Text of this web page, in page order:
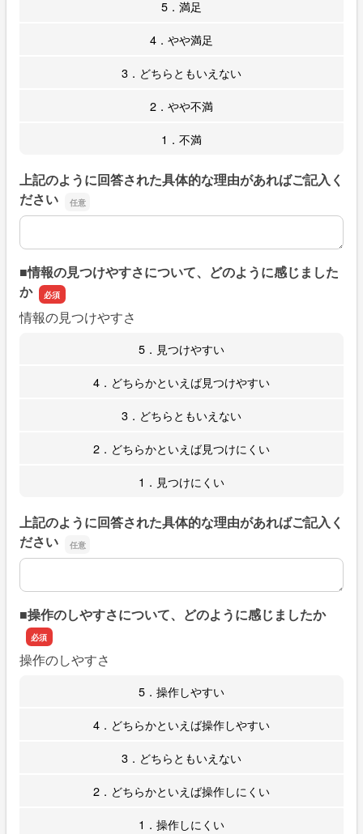
5．満足
4．やや満足
3．どちらともいえない
2．やや不満
1．不満
上記のように回答された具体的な理由があればご記入く
ださい
上記のように回答された具体的な理由があればご記入くだ
■情報の見つけやすさについて、どのように感じました
か
情報の見つけやすさ
5．見つけやすい
4．どちらかといえば見つけやすい
3．どちらともいえない
2．どちらかといえば見つけにくい
1．見つけにくい
上記のように回答された具体的な理由があればご記入く
ださい
上記のように回答された具体的な理由があればご記入くだ
■操作のしやすさについて、どのように感じましたか
操作のしやすさ
5．操作しやすい
4．どちらかといえば操作しやすい
3．どちらともいえない
2．どちらかといえば操作しにくい
1．操作しにくい